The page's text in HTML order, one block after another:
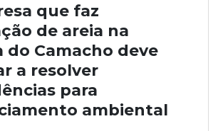
que faz
de areia na
do Camacho deve
a resolver
para
ambiental